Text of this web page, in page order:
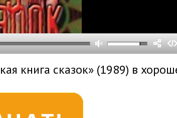
книга сказок» (1989) в